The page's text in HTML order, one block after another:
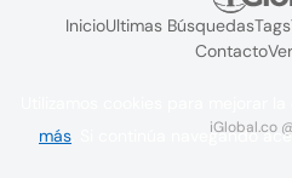
InicioUltimas BúsquedasTags
Contacto
iGlobal.co
más . Si continúa navegando